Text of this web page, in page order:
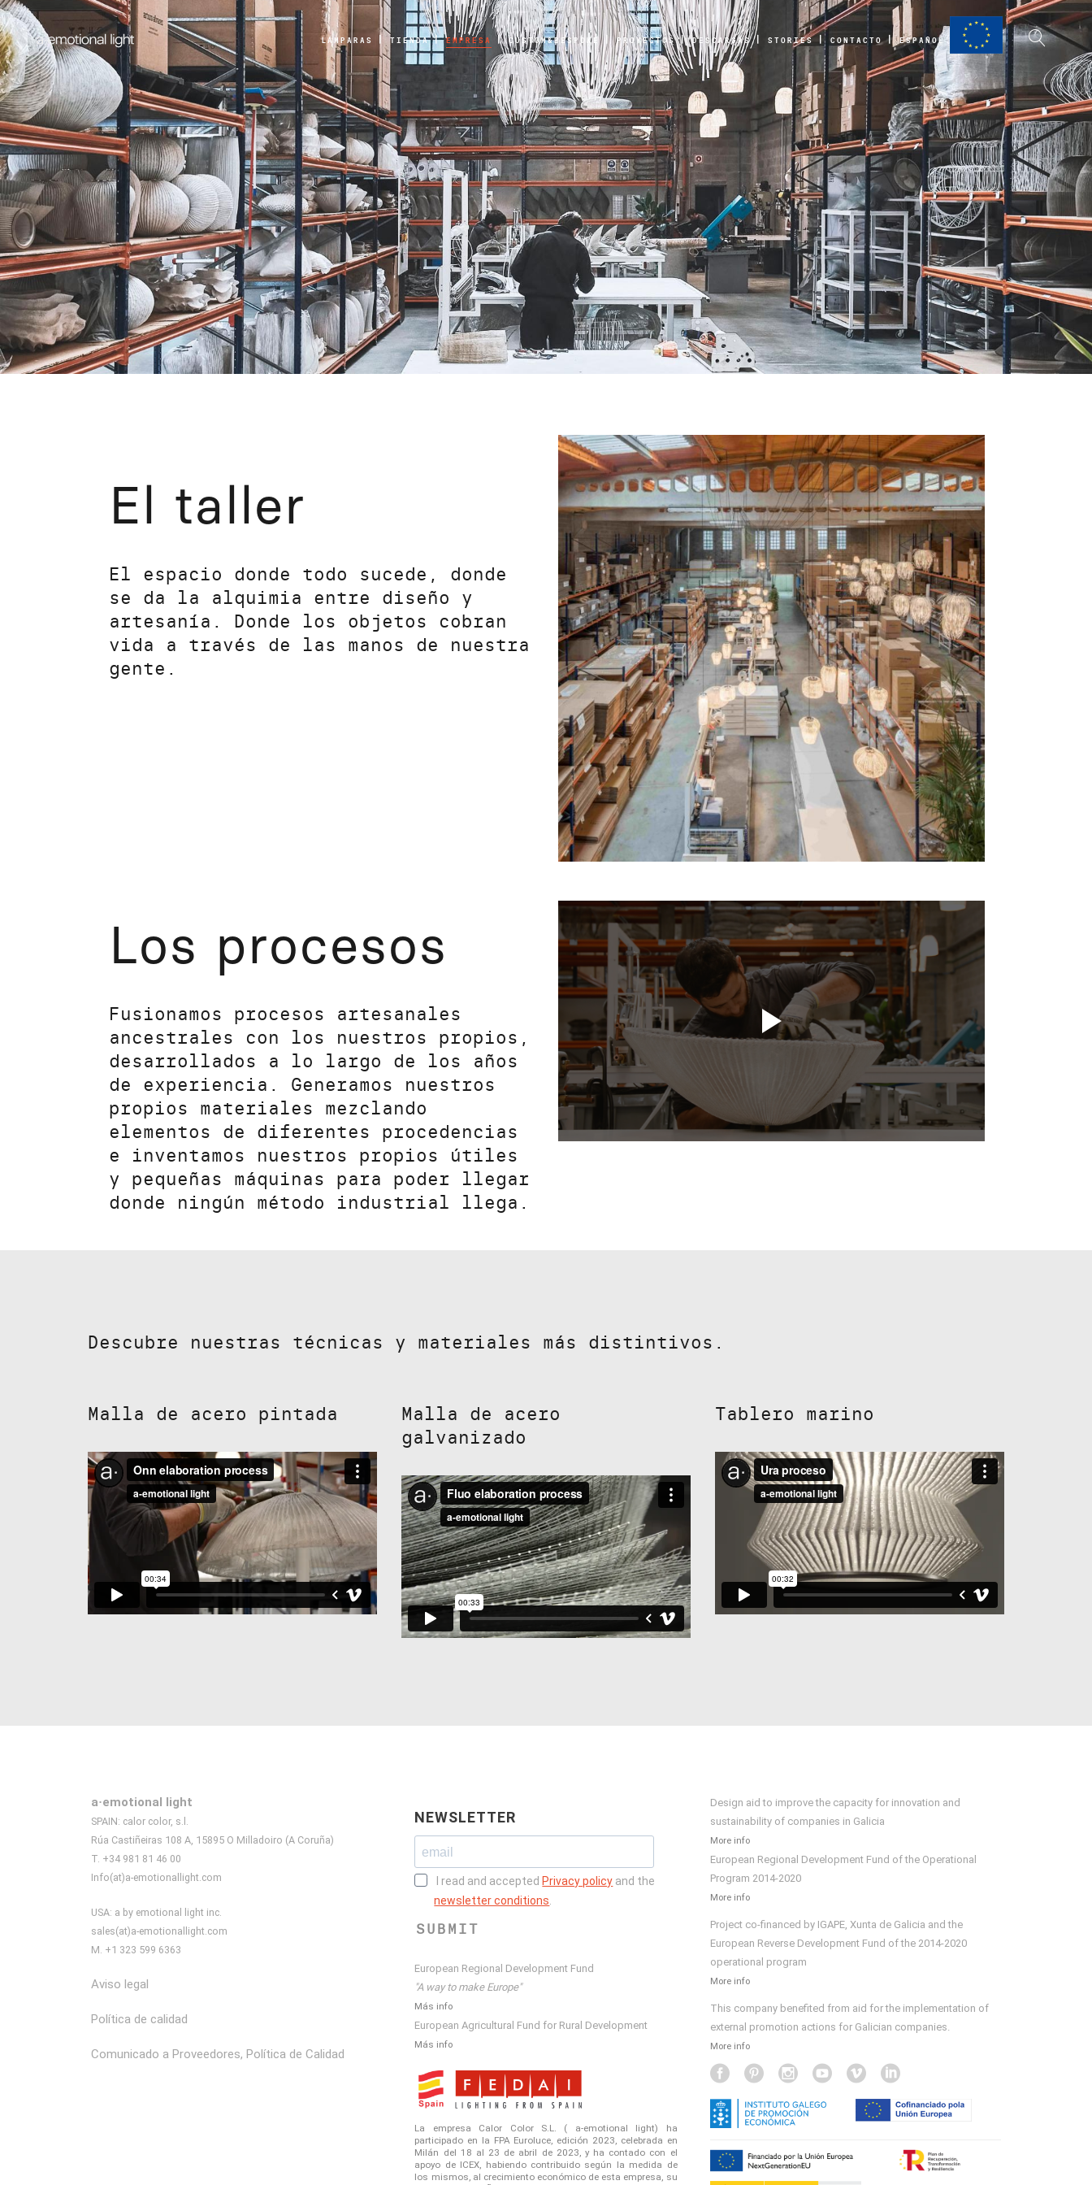
LÁMPARAS TIENDA EMPRESA CUSTOM&BESPOKE PROYECTOS DESCARGAS STORIES CONTACTO ESPAÑOL
El taller
El espacio donde todo sucede, donde
se da la alquimia entre diseño y
artesanía. Donde los objetos cobran
vida a través de las manos de nuestra
gente.
Los procesos
Fusionamos procesos artesanales
ancestrales con los nuestros propios,
desarrollados a lo largo de los años
de experiencia. Generamos nuestros
propios materiales mezclando
elementos de diferentes procedencias
e inventamos nuestros propios útiles
y pequeñas máquinas para poder llegar
donde ningún método industrial llega.
Descubre nuestras técnicas y materiales más distintivos.
Malla de acero pintada
Malla de acero
galvanizado
Tablero marino
a·emotional light
SPAIN: calor color, s.l.
Rúa Castiñeiras 108 A, 15895 O Milladoiro (A Coruña)
T. +34 981 81 46 00
Info(at)a-emotionallight.com
USA: a by emotional light inc.
sales(at)a-emotionallight.com
M. +1 323 599 6363
Aviso legal
Política de calidad
Comunicado a Proveedores, Política de Calidad
NEWSLETTER
I read and acceptedPrivacy policy and the
newsletter conditions
SUBMIT
European Regional Development Fund
"A way to make Europe"
Más info
European Agricultural Fund for Rural Development
Más info
La empresa Calor Color S.L. ( a-emotional light) ha
participado en la FPA Euroluce, edición 2023, celebrada en
Milán del 18 al 23 de abril de 2023, y ha contado con el
apoyo de ICEX, habiendo contribuido según la medida de
los mismos, al crecimiento económico de esta empresa, su
Design aid to improve the capacity for innovation and
sustainability of companies in Galicia
More info
European Regional Development Fund of the Operational
Program 2014-2020
More info
Project co-financed by IGAPE, Xunta de Galicia and the
European Reverse Development Fund of the 2014-2020
operational program
More info
This company benefited from aid for the implementation of
external promotion actions for Galician companies.
More info